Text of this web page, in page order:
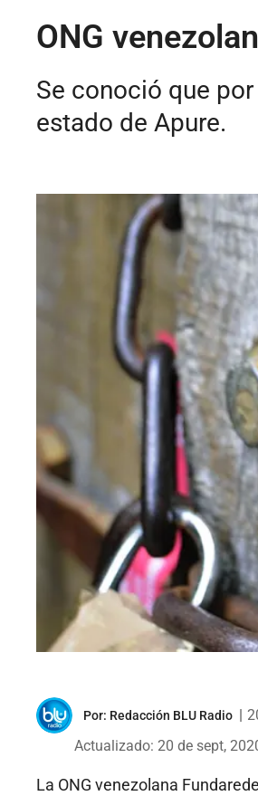
ONG
Se conoció que
estado de Apure.
Por: Redacción BLU Radio
Actualizado: 20 de sept,
La ONG venezolana